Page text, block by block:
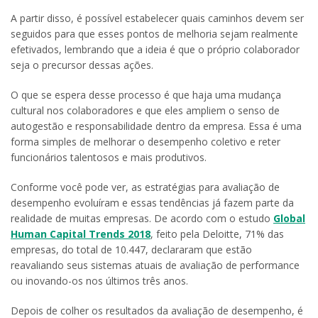
A partir disso, é possível estabelecer quais caminhos devem ser
seguidos para que esses pontos de melhoria sejam realmente
efetivados, lembrando que a ideia é que o próprio colaborador
seja o precursor dessas ações.
O que se espera desse processo é que haja uma mudança
cultural nos colaboradores e que eles ampliem o senso de
autogestão e responsabilidade dentro da empresa. Essa é uma
forma simples de melhorar o desempenho coletivo e reter
funcionários talentosos e mais produtivos.
Conforme você pode ver, as estratégias para avaliação de
desempenho evoluíram e essas tendências já fazem parte da
realidade de muitas empresas. De acordo com o estudo Global
Human Capital Trends 2018, feito pela Deloitte, 71% das
empresas, do total de 10.447, declararam que estão
reavaliando seus sistemas atuais de avaliação de performance
ou inovando-os nos últimos três anos.
Depois de colher os resultados da avaliação de desempenho, é